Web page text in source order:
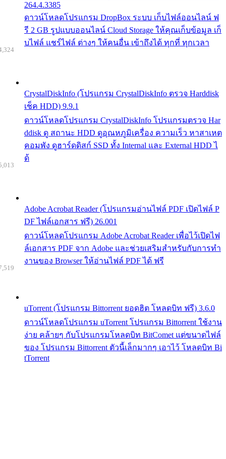
264.4.3385
ดาวน์โหลดโปรแกรม DropBox ระบบ เก็บไฟล์ออนไลน์ ฟ
รี 2 GB รูปแบบออนไลน์ Cloud Storage ให้คุณเก็บข้อมูล เก็
บไฟล์ แชร์ไฟล์ ต่างๆ ให้คนอื่น เข้าถึงได้ ทุกที่ ทุกเวลา
CrystalDiskInfo (โปรแกรม CrystalDiskInfo ตรวจ Harddisk
เช็ค HDD) 9.9.1
ดาวน์โหลดโปรแกรม CrystalDiskInfo โปรแกรมตรวจ Har
ddisk ดู สถานะ HDD ดูอุณหภูมิเครื่อง ความเร็ว หาสาเหต
คอมพัง ดูฮาร์ดดิสก์ SSD ทั้ง Internal และ External HDD ไ
ด้
Adobe Acrobat Reader (โปรแกรมอ่านไฟล์ PDF เปิดไฟล์ P
DF ไฟล์เอกสาร ฟรี) 26.001
ดาวน์โหลดโปรแกรม Adobe Acrobat Reader เพื่อไว้เปิดไฟ
ล์เอกสาร PDF จาก Adobe และช่วยเสริมสำหรับกับการทำ
งานของ Browser ให้อ่านไฟล์ PDF ได้ ฟรี
uTorrent (โปรแกรม Bittorrent ยอดฮิต โหลดบิท ฟรี) 3.6.0
ดาวน์โหลดโปรแกรม uTorrent โปรแกรม Bittorrent ใช้งาน
ง่าย คล้ายๆ กับโปรแกรมโหลดบิท BitComet แต่ขนาดไฟล์
ของ โปรแกรม Bittorrent ตัวนี้เล็กมากๆ เอาไว้ โหลดบิท Bi
tTorrent